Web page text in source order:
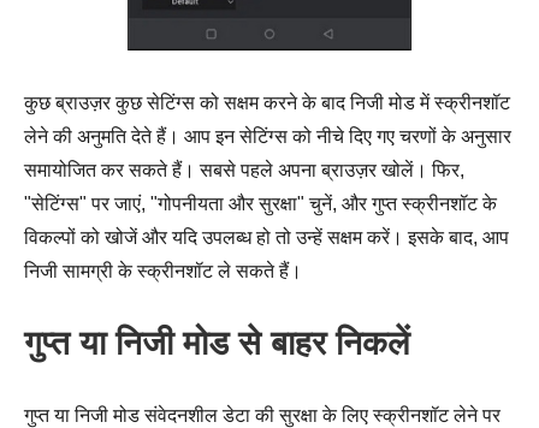
कुछ ब्राउज़र कुछ सेटिंग्स को सक्षम करने के बाद निजी मोड में स्क्रीनशॉट
लेने की अनुमति देते हैं। आप इन सेटिंग्स को नीचे दिए गए चरणों के अनुसार
समायोजित कर सकते हैं। सबसे पहले अपना ब्राउज़र खोलें। फिर,
"सेटिंग्स" पर जाएं, "गोपनीयता और सुरक्षा" चुनें, और गुप्त स्क्रीनशॉट के
विकल्पों को खोजें और यदि उपलब्ध हो तो उन्हें सक्षम करें। इसके बाद, आप
निजी सामग्री के स्क्रीनशॉट ले सकते हैं।
गुप्त या निजी मोड से बाहर निकलें
गुप्त या निजी मोड संवेदनशील डेटा की सुरक्षा के लिए स्क्रीनशॉट लेने पर